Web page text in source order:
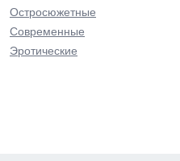
Остросюжетные
Современные
Эротические